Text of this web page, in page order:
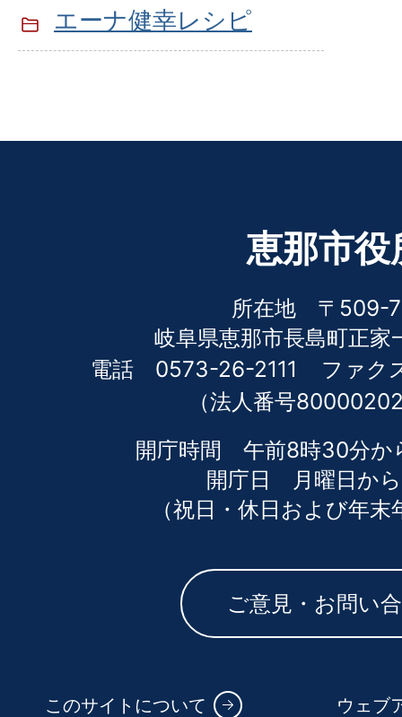
エーナ健幸レシピ
恵那市役
所在地 〒509-
岐阜県恵那市長島町正家
電話 0573-26-2111
ファ
（法人番号
開庁時間 午前8時30分か
開庁日 月曜日か
（祝日・休日および年
ご意見・お問い
このサイトについて ウェブ